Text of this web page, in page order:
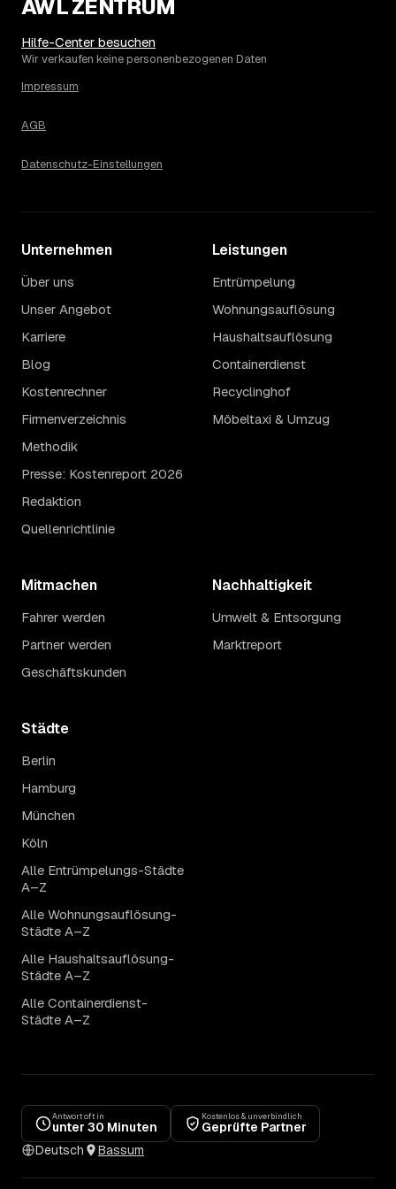
AWL ZENTRUM
Hilfe-Center besuchen
Wir verkaufen keine personenbezogenen Daten
Impressum
AGB
Datenschutz-Einstellungen
Unternehmen
Über uns
Unser Angebot
Karriere
Blog
Kostenrechner
Firmenverzeichnis
Methodik
Presse: Kostenreport 2026
Redaktion
Quellenrichtlinie
Leistungen
Entrümpelung
Wohnungsauflösung
Haushaltsauflösung
Containerdienst
Recyclinghof
Möbeltaxi & Umzug
Mitmachen
Fahrer werden
Partner werden
Geschäftskunden
Nachhaltigkeit
Umwelt & Entsorgung
Marktreport
Städte
Berlin
Hamburg
München
Köln
Alle Entrümpelungs-Städte
A–Z
Alle Wohnungsauflösung-
Städte A–Z
Alle Haushaltsauflösung-
Städte A–Z
Alle Containerdienst-
Städte A–Z
Antwort oft in
unter 30 Minuten
Kostenlos & unverbindlich
Geprüfte Partner
Deutsch
Bassum